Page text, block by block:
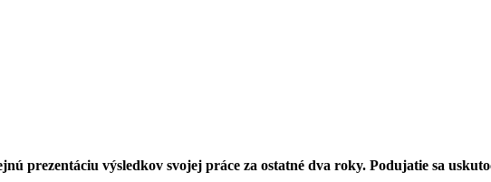
prezentáciu výsledkov svojej práce za ostatné dva roky. Podujatie sa